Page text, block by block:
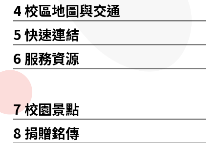
4 校區地圖與交通
5 快速連結
6 服務資源
7 校園景點
8 捐贈銘傳